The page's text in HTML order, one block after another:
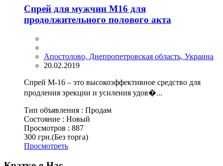
Спрей для мужчин М16 для
продолжительного полового акта
Апостолово, Днепропетровская область, Украина
20.02.2019
Спрей М-16 – это высокоэффективное средство для
продления эрекции и усиления удов�...
Тип объявления : Продам
Состояние : Новый
Просмотров : 887
300 грн.(Без торга)
Просмотреть